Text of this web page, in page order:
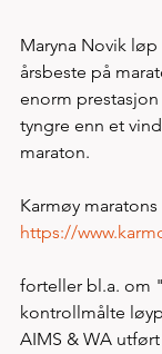
Maryna Novik
årsbeste på
enorm prestasjon
tyngre enn et
maraton.
Karmøy
https://
forteller bl.a. om
kontrollmålte
AIMS & WA